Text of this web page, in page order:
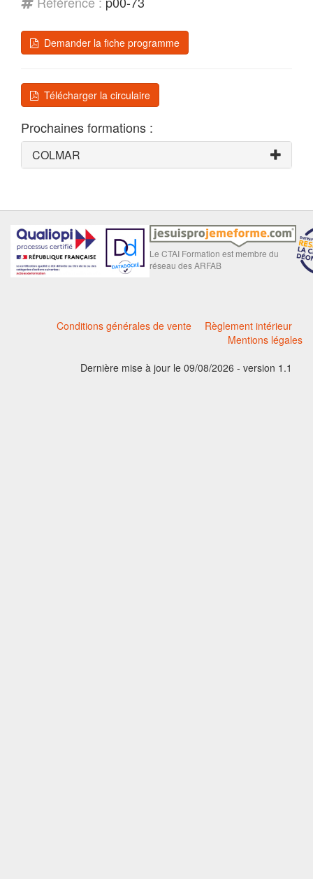
Demander la fiche programme
Télécharger la circulaire
Prochaines formations :
COLMAR
Le CTAI Formation est membre du
réseau des ARFAB
Conditions générales de vente
Règlement intérieur
Mentions légales
Dernière mise à jour le 09/08/2026 - version 1.1